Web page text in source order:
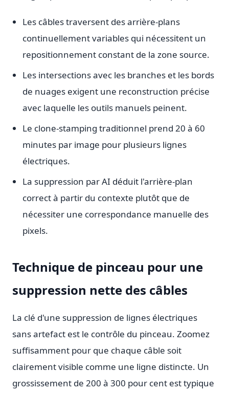
Les câbles traversent des arrière-plans
continuellement variables qui nécessitent un
repositionnement constant de la zone source.
Les intersections avec les branches et les bords
de nuages exigent une reconstruction précise
avec laquelle les outils manuels peinent.
Le clone-stamping traditionnel prend 20 à 60
minutes par image pour plusieurs lignes
électriques.
La suppression par AI déduit l'arrière-plan
correct à partir du contexte plutôt que de
nécessiter une correspondance manuelle des
pixels.
Technique de pinceau pour une
suppression nette des câbles
La clé d'une suppression de lignes électriques
sans artefact est le contrôle du pinceau. Zoomez
suffisamment pour que chaque câble soit
clairement visible comme une ligne distincte. Un
grossissement de 200 à 300 pour cent est typique